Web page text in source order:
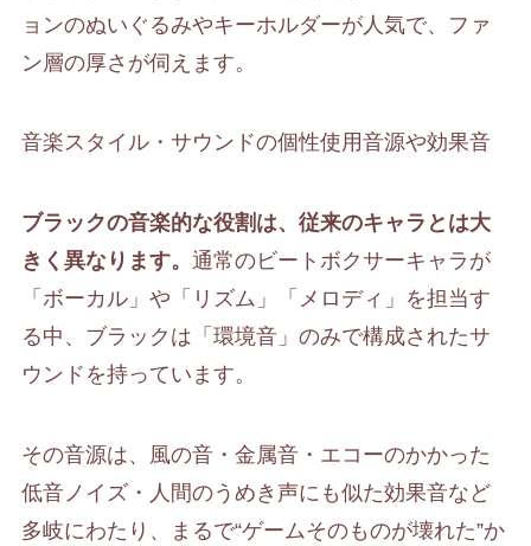
ョンのぬいぐるみやキーホルダーが人気で、ファ
ン層の厚さが伺えます。
音楽スタイル・サウンドの個性使用音源や効果音
ブラックの音楽的な役割は、従来のキャラとは大
きく異なります。 通常のビートボクサーキャラが
「ボーカル」や「リズム」「メロディ」を担当す
る中、ブラックは「環境音」のみで構成されたサ
ウンドを持っています。
その音源は、風の音・金属音・エコーのかかった
低音ノイズ・人間のうめき声にも似た効果音など
多岐にわたり、まるで“ゲームそのものが壊れた”か